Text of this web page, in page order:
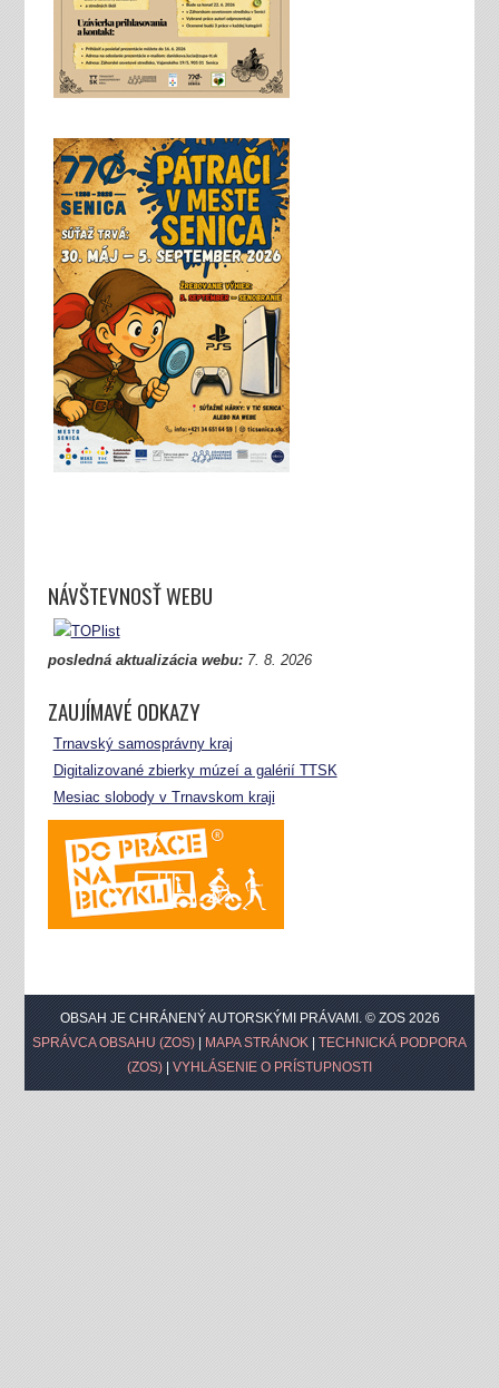
NÁVŠTEVNOSŤ WEBU
posledná aktualizácia webu:7. 8. 2026
ZAUJÍMAVÉ ODKAZY
Trnavský samosprávny kraj
Digitalizované zbierky múzeí a galérií TTSK
Mesiac slobody v Trnavskom kraji
OBSAH JE CHRÁNENÝ AUTORSKÝMI PRÁVAMI. © ZOS 2026
SPRÁVCA OBSAHU (ZOS)
MAPA STRÁNOK
TECHNICKÁ PODPORA
(ZOS)
VYHLÁSENIE O PRÍSTUPNOSTI